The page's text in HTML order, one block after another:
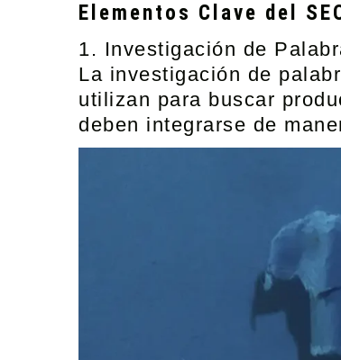
Elementos Clave del
1. Investigación de
La investigación de
utilizan para buscar
deben integrarse de